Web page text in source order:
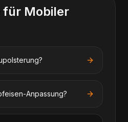
für Mobiler
Anpassung?